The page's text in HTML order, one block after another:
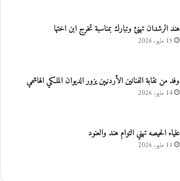
هند الرشدان تهنئ وتبارك بمناسبة تخرج ابن اختها
15 مايو، 2026
وفد من نقابة الفنانين الأردنيين يزور الديوان الملكي الهاشمي
14 مايو، 2026
علياء الحيصه تهني التوام هند والعنود
11 مايو، 2026